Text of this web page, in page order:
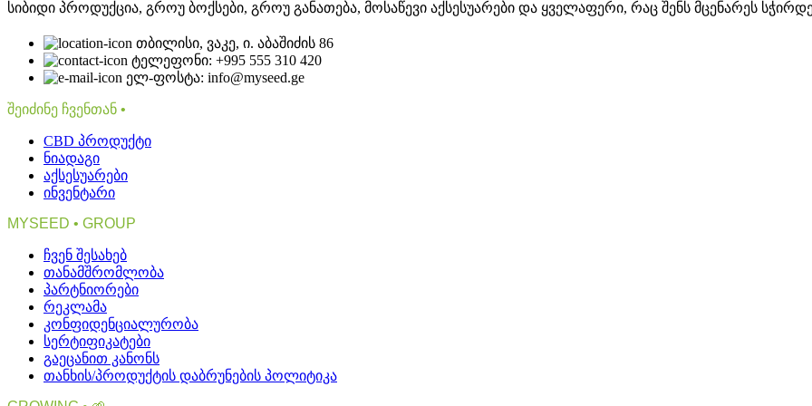
სიბიდი პროდუქცია, გროუ ბოქსები, გროუ განათება, მოსაწევი აქსესუარები და ყველაფერი, რაც შენს მცენარეს
თბილისი, ვაკე, ი. აბაშიძის 86
ტელეფონი: +995 555 310 420
ელ-ფოსტა: info@myseed.ge
შეიძინე ჩვენთან •
CBD პროდუქტი
ნიადაგი
აქსესუარები
ინვენტარი
MYSEED • GROUP
ჩვენ შესახებ
თანამშრომლობა
პარტნიორები
რეკლამა
კონფიდენციალურობა
სერტიფიკატები
გაეცანით კანონს
თანხის/პროდუქტის დაბრუნების პოლიტიკა